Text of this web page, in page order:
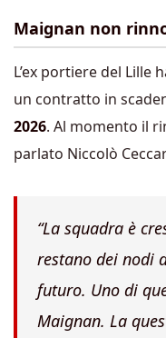
Maignan non
L’ex portiere del Lille
un contratto in
2026. Al momento il
parlato Niccolò
“La squadra è
restano dei nodi
futuro. Uno di
Maignan. La